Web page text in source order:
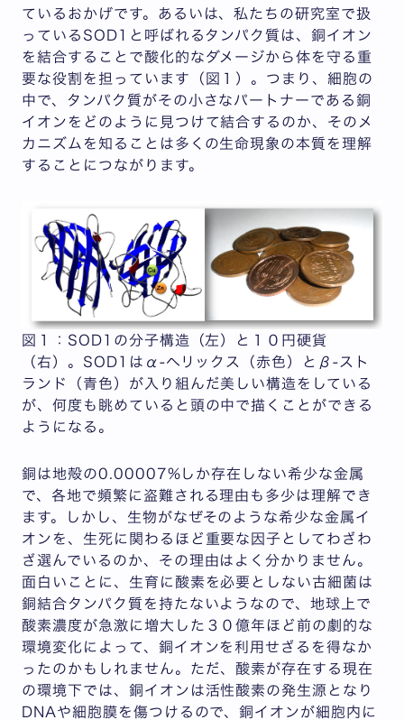
ているおかげです。あるいは、私たちの研究室で扱
っているSOD1と呼ばれるタンパク質は、銅イオン
を結合することで酸化的なダメージから体を守る重
要な役割を担っています（図１）。つまり、細胞の
中で、タンパク質がその小さなパートナーである銅
イオンをどのように見つけて結合するのか、そのメ
カニズムを知ることは多くの生命現象の本質を理解
することにつながります。
図１：SOD1の分子構造（左）と１０円硬貨
（右）。SOD1はα-ヘリックス（赤色）とβ-スト
ランド（青色）が入り組んだ美しい構造をしている
が、何度も眺めていると頭の中で描くことができる
ようになる。
銅は地殻の0.00007%しか存在しない希少な金属
で、各地で頻繁に盗難される理由も多少は理解でき
ます。しかし、生物がなぜそのような希少な金属イ
オンを、生死に関わるほど重要な因子としてわざわ
ざ選んでいるのか、その理由はよく分かりません。
面白いことに、生育に酸素を必要としない古細菌は
銅結合タンパク質を持たないようなので、地球上で
酸素濃度が急激に増大した３０億年ほど前の劇的な
環境変化によって、銅イオンを利用せざるを得なか
ったのかもしれません。ただ、酸素が存在する現在
の環境下では、銅イオンは活性酸素の発生源となり
DNAや細胞膜を傷つけるので、銅イオンが細胞内に